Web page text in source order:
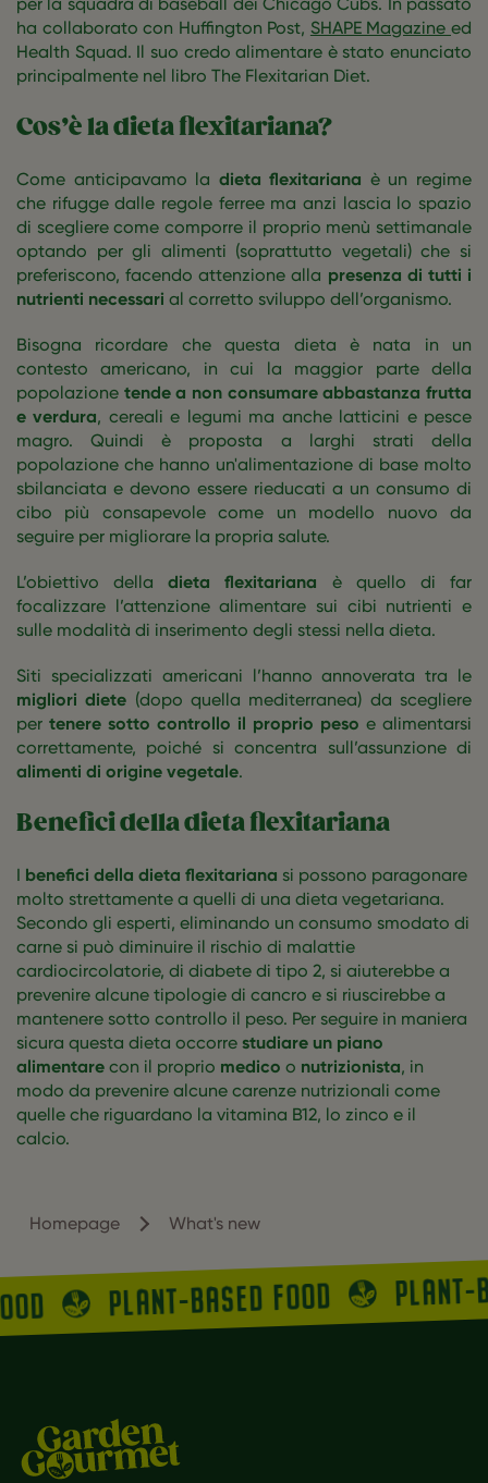
ha collaborato con Huffington Post, SHAPE Magazineed
Health Squad. Il suo credo alimentare è stato enunciato
principalmente nel libro The Flexitarian Diet.
Cos’è la dieta flexitariana?
Come anticipavamo la dieta flexitariana è un regime
che rifugge dalle regole ferree ma anzi lascia lo spazio
di scegliere come comporre il proprio menù settimanale
optando per gli alimenti (soprattutto vegetali) che si
preferiscono, facendo attenzione alla presenza di tutti i
nutrienti necessari al corretto sviluppo dell’organismo.
Bisogna ricordare che questa dieta è nata in un
contesto americano, in cui la maggior parte della
popolazione tende a non consumare abbastanza frutta
e verdura, cereali e legumi ma anche latticini e pesce
magro. Quindi è proposta a larghi strati della
popolazione che hanno un'alimentazione di base molto
sbilanciata e devono essere rieducati a un consumo di
cibo più consapevole come un modello nuovo da
seguire per migliorare la propria salute.
L’obiettivo delladieta flexitariana è quello di far
focalizzare l’attenzione alimentare sui cibi nutrienti e
sulle modalità di inserimento degli stessi nella dieta.
Siti specializzati americani l’hanno annoverata tra le
migliori diete (dopo quella mediterranea) da scegliere
per tenere sotto controllo il proprio peso e alimentarsi
correttamente, poiché si concentra sull’assunzione di
alimenti di origine vegetale.
Benefici della dieta flexitariana
I benefici della dieta flexitariana si possono paragonare
molto strettamente a quelli di una dieta vegetariana.
Secondo gli esperti, eliminando un consumo smodato di
carne si può diminuire il rischio di malattie
cardiocircolatorie, di diabete di tipo 2, si aiuterebbe a
prevenire alcune tipologie di cancro e si riuscirebbe a
mantenere sotto controllo il peso. Per seguire in maniera
sicura questa dieta occorre studiare un piano
alimentare con il proprio medico o nutrizionista, in
modo da prevenire alcune carenze nutrizionali come
quelle che riguardano la vitamina B12, lo zinco e il
calcio.
Homepage What's new
PLANT-BASED FOOD PLANT-